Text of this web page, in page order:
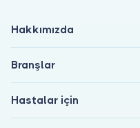
Hakkımızda
Branşlar
Hastalar için